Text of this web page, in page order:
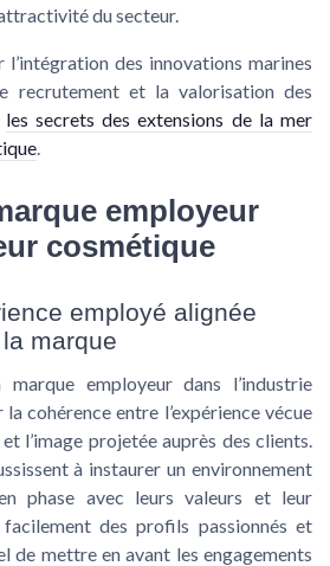
du secteur.
des innovations marines
recrutement et la valorisation des
les secrets des extensions de la mer
employeur
cosmétique
employé alignée
marque
employeur dans l’industrie
cohérence entre l’expérience vécue
l’image projetée auprès des clients.
à instaurer un environnement
phase avec leurs valeurs et leur
des profils passionnés et
de mettre en avant les engagements